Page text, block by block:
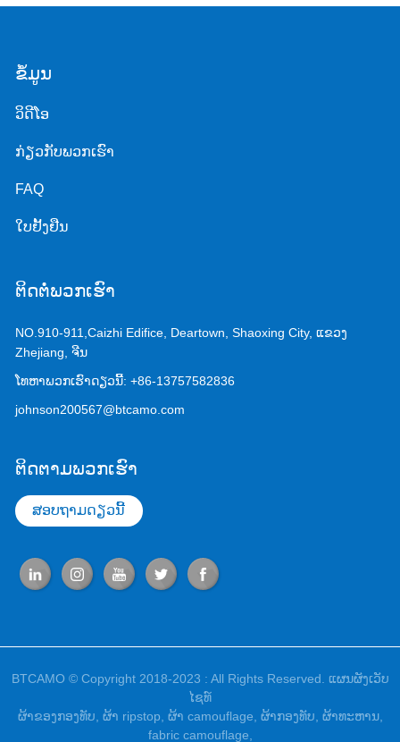
ຂໍ້ມູນ
ວິດີໂອ
ກ່ຽວກັບພວກເຮົາ
FAQ
ໃບຢັ້ງຢືນ
ຕິດຕໍ່ພວກເຮົາ
NO.910-911,Caizhi Edifice, Deartown, Shaoxing City, ແຂວງ
Zhejiang, ຈີນ
ໂທຫາພວກເຮົາດຽວນີ້: +86-13757582836
johnson200567@btcamo.com
ຕິດຕາມພວກເຮົາ
ສອບຖາມດຽວນີ້
BTCAMO © Copyright 2018-2023 : All Rights Reserved.
ແຜນຜັງເວັບ
ໄຊທ໌
ຜ້າ​ຂອງ​ກອງ​ທັບ​ ຜ້າ ripstop ຜ້າ camouflage ຜ້າ​ກອງ​ທັບ​ ຜ້າທະຫານ,
fabric camouflage